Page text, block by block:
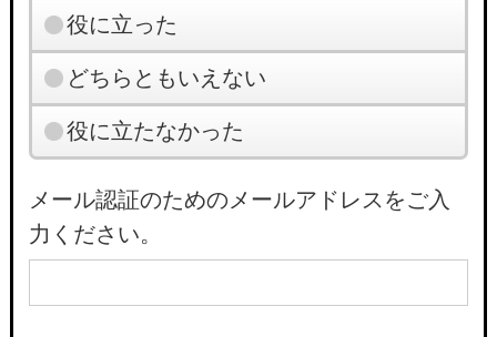
役に立った
どちらともいえない
役に立たなかった
メール認証のためのメールアドレスをご入
力ください。